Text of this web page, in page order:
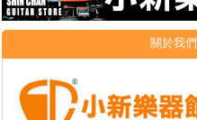
關於我們